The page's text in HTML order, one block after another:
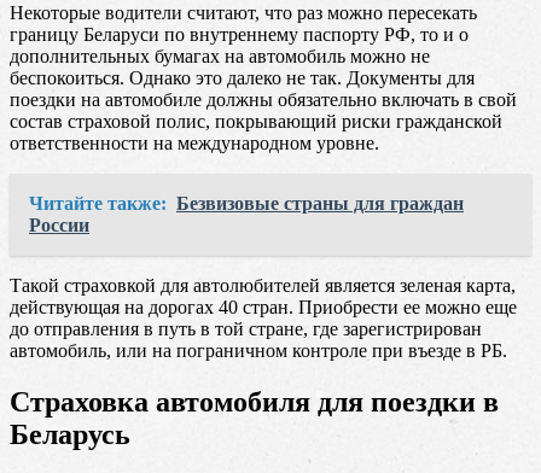
Некоторые водители считают, что раз можно пересекать
границу Беларуси по внутреннему паспорту РФ, то и о
дополнительных бумагах на автомобиль можно не
беспокоиться. Однако это далеко не так. Документы для
поездки на автомобиле должны обязательно включать в свой
состав страховой полис, покрывающий риски гражданской
ответственности на международном уровне.
Читайте также: Безвизовые страны для граждан
России
Такой страховкой для автолюбителей является зеленая карта,
действующая на дорогах 40 стран. Приобрести ее можно еще
до отправления в путь в той стране, где зарегистрирован
автомобиль, или на пограничном контроле при въезде в РБ.
Страховка автомобиля для поездки в
Беларусь